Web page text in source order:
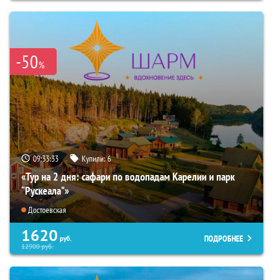
-50%
09:33:31 Купили:6
«Тур на 2 дня: сафари по водопадам Карелии и парк
“Рускеала"»
Достоевская
1620 руб.
12900руб.
ПОДРОБНЕЕ